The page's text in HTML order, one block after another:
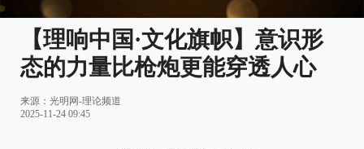
【理响中国·文化旗帜】意识形
态的力量比枪炮更能穿透人心
来源： 光明网-理论频道
2025-11-24 09:45